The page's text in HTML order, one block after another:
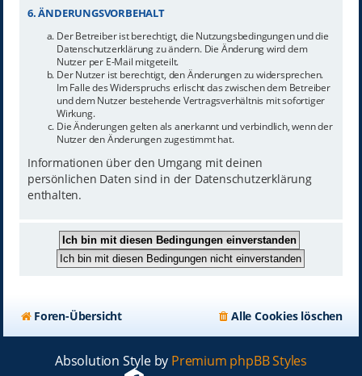
6. ÄNDERUNGSVORBEHALT
Der Betreiber ist berechtigt, die Nutzungsbedingungen und die
Datenschutzerklärung zu ändern. Die Änderung wird dem
Nutzer per E-Mail mitgeteilt.
Der Nutzer ist berechtigt, den Änderungen zu widersprechen.
Im Falle des Widerspruchs erlischt das zwischen dem Betreiber
und dem Nutzer bestehende Vertragsverhältnis mit sofortiger
Wirkung.
Die Änderungen gelten als anerkannt und verbindlich, wenn der
Nutzer den Änderungen zugestimmt hat.
Informationen über den Umgang mit deinen
persönlichen Daten sind in der Datenschutzerklärung
enthalten.
Foren-Übersicht Alle Cookies löschen
Absolution Style by Premium phpBB Styles